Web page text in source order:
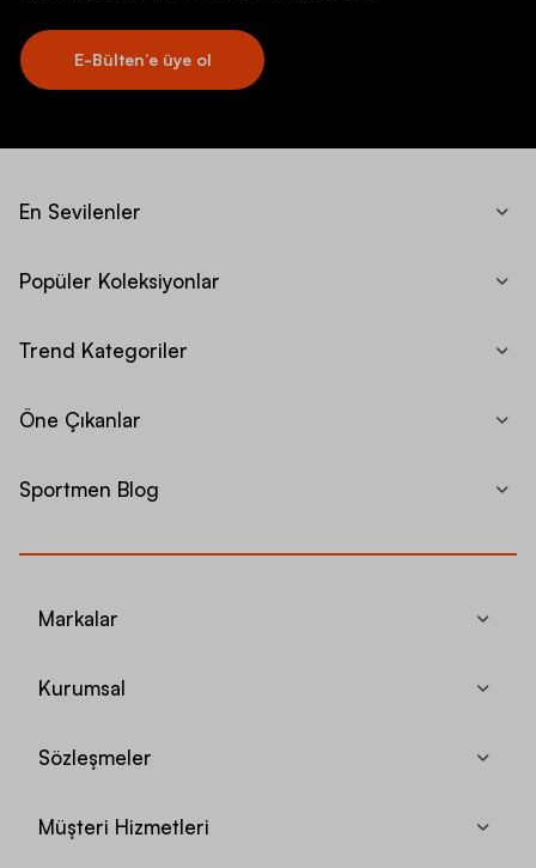
E-Bülten’e üye ol
En Sevilenler
Popüler Koleksiyonlar
Trend Kategoriler
Öne Çıkanlar
Sportmen Blog
Markalar
Kurumsal
Sözleşmeler
Müşteri Hizmetleri